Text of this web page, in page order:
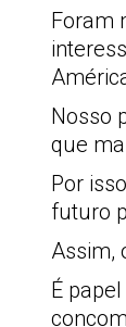
Foram
Nosso
que
Por
futuro
Assim,
É